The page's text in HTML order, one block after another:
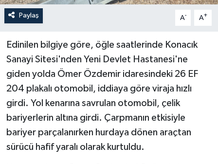
Paylaş A- A+
Edinilen bilgiye göre, öğle saatlerinde Konacık
Sanayi Sitesi'nden Yeni Devlet Hastanesi'ne
giden yolda Ömer Özdemir idaresindeki 26 EF
204 plakalı otomobil, iddiaya göre viraja hızlı
girdi. Yol kenarına savrulan otomobil, çelik
bariyerlerin altına girdi. Çarpmanın etkisiyle
bariyer parçalanırken hurdaya dönen araçtan
sürücü hafif yaralı olarak kurtuldu.